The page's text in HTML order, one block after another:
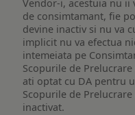
Vendor-i, acestuia nu
de consimtamant, fie
devine inactiv si nu va
implicit nu va efectua
intemeiata pe
Scopurile de
ati optat cu DA pentru
Scopurile de
inactivat.